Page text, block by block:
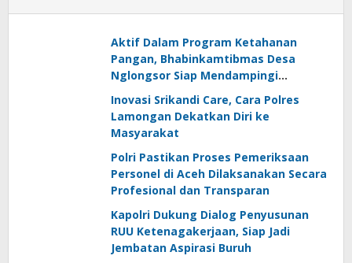
Aktif Dalam Program Ketahanan
Pangan, Bhabinkamtibmas Desa
Nglongsor Siap Mendampingi
Inovasi Srikandi Care, Cara Polres
Lamongan Dekatkan Diri ke
Masyarakat
Polri Pastikan Proses Pemeriksaan
Personel di Aceh Dilaksanakan Secara
Profesional dan Transparan
Kapolri Dukung Dialog Penyusunan
RUU Ketenagakerjaan, Siap Jadi
Jembatan Aspirasi Buruh